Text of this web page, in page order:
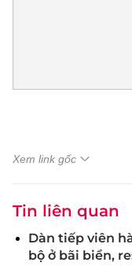
Xem link gốc
Tin liên quan
Dàn tiếp viên
bộ ở bãi biển,